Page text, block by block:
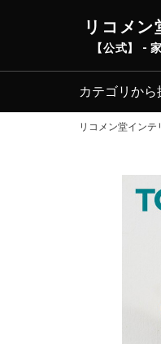
リコメン
【公式】 -
カテゴリから
リコメン堂インテ